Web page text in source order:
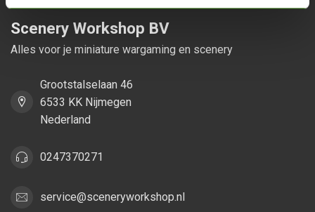
Scenery Workshop BV
Alles voor je miniature wargaming en scenery
Grootstalselaan 46
6533 KK Nijmegen
Nederland
0247370271
service@sceneryworkshop.nl